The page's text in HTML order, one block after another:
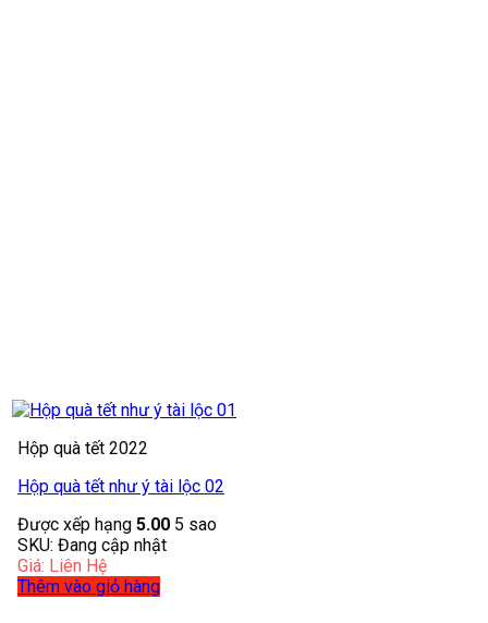
Hộp quà tết 2022
Hộp quà tết như ý tài lộc 02
Được xếp hạng 5.00 5 sao
SKU: Đang cập nhật
Giá: Liên Hệ
Thêm vào giỏ hàng